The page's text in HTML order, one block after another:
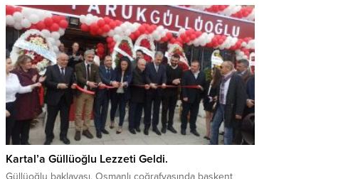
Belediyesi’nin resmi internet sitesi www.kartal.bel.tr
üzerinden başvurularını gerçekleştirebilecek. 2015,
2016, 2017 ve...
Kartal’a Güllüoğlu Lezzeti Geldi.
Güllüoğlu baklavası, Osmanlı coğrafyasında başkent